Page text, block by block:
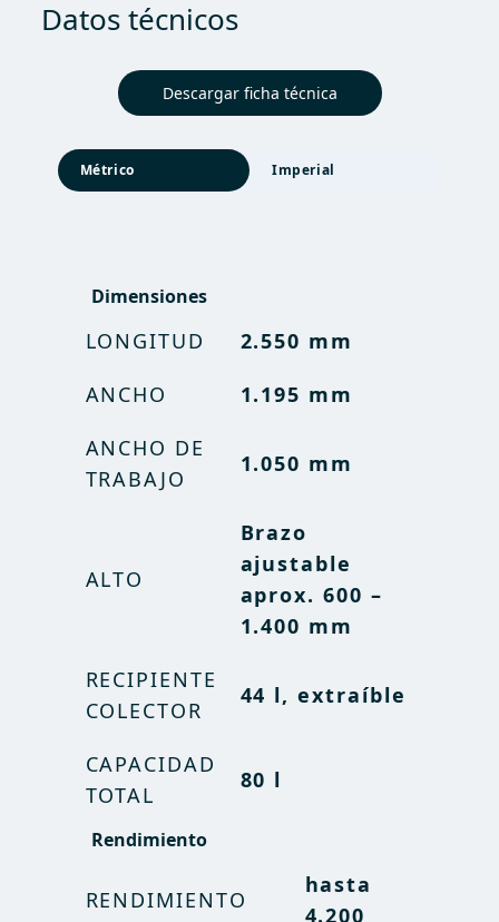
Datos técnicos
Descargar ficha técnica
Dimensiones
LONGITUD
2.550 mm
ANCHO
1.195 mm
ANCHO DE
TRABAJO
1.050 mm
ALTO
Brazo
ajustable
aprox. 600 –
1.400 mm
RECIPIENTE
COLECTOR
44 l, extraíble
CAPACIDAD
TOTAL
80 l
Rendimiento
RENDIMIENTO
hasta
4.200
Dimensiones
LONGITUD
8 ft 4 in
ANCHO
3 ft 11 in
ANCHO DE
TRABAJO
3 ft 5 in
ALTO
Brazo
ajustable
aprox. 3 ft 3 –
5 ft 3 in
RECIPIENTE
COLECTOR
extraíble
CAPACIDAD
TOTAL
17,6 US gal
Rendimiento
RENDIMIENTO
hasta
1,04
Métrico Imperial